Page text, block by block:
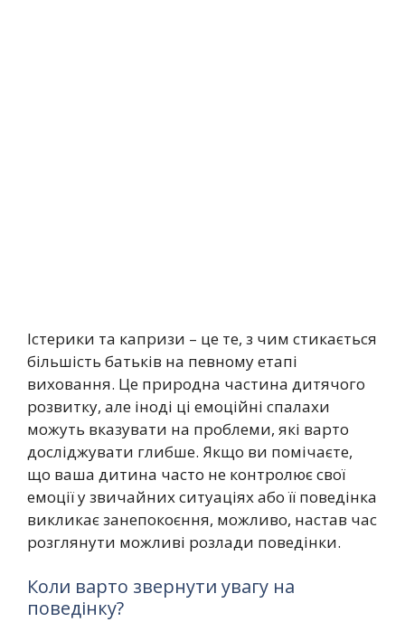
Істерики та капризи – це те, з чим стикається
більшість батьків на певному етапі
виховання. Це природна частина дитячого
розвитку, але іноді ці емоційні спалахи
можуть вказувати на проблеми, які варто
досліджувати глибше. Якщо ви помічаєте,
що ваша дитина часто не контролює свої
емоції у звичайних ситуаціях або її поведінка
викликає занепокоєння, можливо, настав час
розглянути можливі розлади поведінки.
Коли варто звернути увагу на
поведінку?